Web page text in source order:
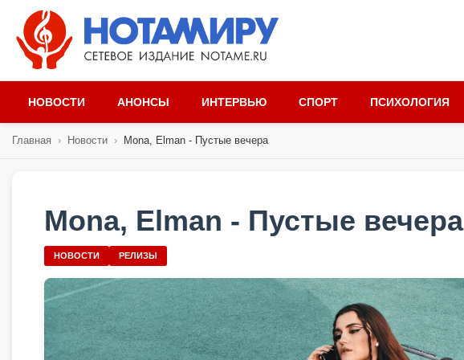
НОВОСТИ АНОНСЫ ИНТЕРВЬЮ СПОРТ ПСИХОЛОГИЯ
Главная › Новости › Mona, Elman - Пустые вечера
Mona, Elman - Пустые вечера
НОВОСТИ РЕЛИЗЫ